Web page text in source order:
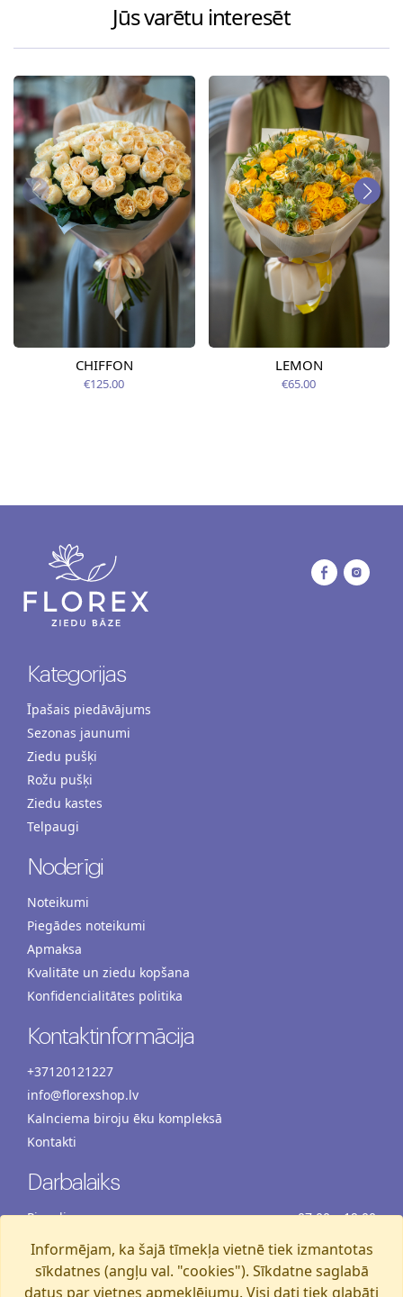
Jūs varētu interesēt
CHIFFON
€125.00
LEMON
€65.00
Kategorijas
Īpašais piedāvājums
Sezonas jaunumi
Ziedu pušķi
Rožu pušķi
Ziedu kastes
Telpaugi
Noderīgi
Noteikumi
Piegādes noteikumi
Apmaksa
Kvalitāte un ziedu kopšana
Konfidencialitātes politika
Kontaktinformācija
+37120121227
info@florexshop.lv
Kalnciema biroju ēku kompleksā
Kontakti
Darbalaiks
Pirmdiena
07:00 – 19:00
Otrdiena
07:00 – 19:00
Trešdiena
07:00 – 19:00
Ceturtdiena
07:00 – 19:00
Informējam, ka šajā tīmekļa vietnē tiek izmantotas
sīkdatnes (angļu val. "cookies"). Sīkdatne saglabā
datus par vietnes apmeklējumu. Visi dati tiek glabāti